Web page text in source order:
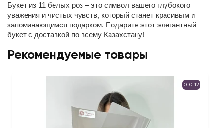
Букет из 11 белых роз – это символ вашего глубокого
уважения и чистых чувств, который станет красивым и
запоминающимся подарком. Подарите этот элегантный
букет с доставкой по всему Казахстану!
Рекомендуемые товары
0-0-12